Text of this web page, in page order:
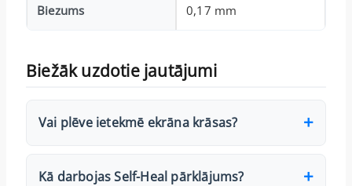
Biezums 0,17 mm
Biežāk uzdotie jautājumi
Vai plēve ietekmē ekrāna krāsas?
Kā darbojas Self-Heal pārklājums?